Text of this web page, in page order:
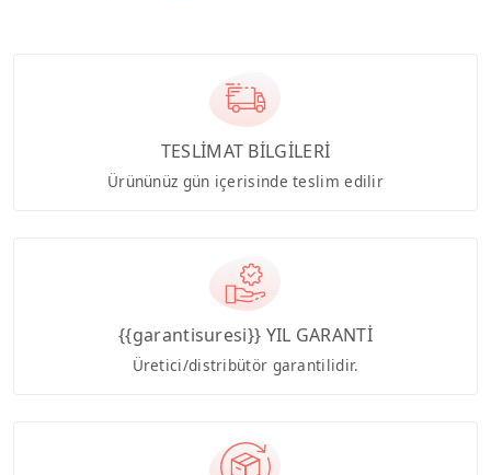
TESLİMAT BİLGİLERİ
Ürününüz gün içerisinde teslim edilir
{{garantisuresi}} YIL GARANTİ
Üretici/distribütör garantilidir.